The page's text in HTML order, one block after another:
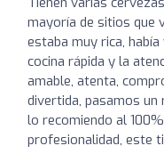
mayoría de sitios que
estaba muy rica,
cocina rápida y la
amable, atenta,
divertida, pasamos un
lo recomiendo al
profesionalidad, este